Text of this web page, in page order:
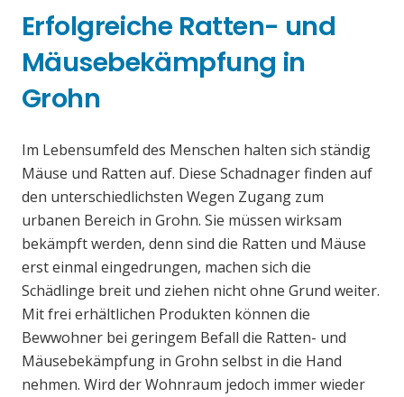
Erfolgreiche Ratten- und
Mäusebekämpfung in
Grohn
Im Lebensumfeld des Menschen halten sich ständig
Mäuse und Ratten auf. Diese Schadnager finden auf
den unterschiedlichsten Wegen Zugang zum
urbanen Bereich in Grohn. Sie müssen wirksam
bekämpft werden, denn sind die Ratten und Mäuse
erst einmal eingedrungen, machen sich die
Schädlinge breit und ziehen nicht ohne Grund weiter.
Mit frei erhältlichen Produkten können die
Bewwohner bei geringem Befall die Ratten- und
Mäusebekämpfung in Grohn selbst in die Hand
nehmen. Wird der Wohnraum jedoch immer wieder